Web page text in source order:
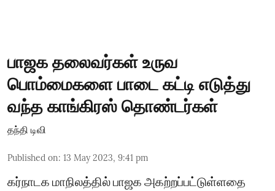
பாஜக தலைவர்கள் உருவ
பொம்மைகளை பாடை கட்டி எடுத்து
வந்த காங்கிரஸ் தொண்டர்கள்
தந்தி டிவி
Published on: 13 May 2023, 9:41 pm
கர்நாடக மாநிலத்தில் பாஜக அகற்றப்பட்டுள்ளதை